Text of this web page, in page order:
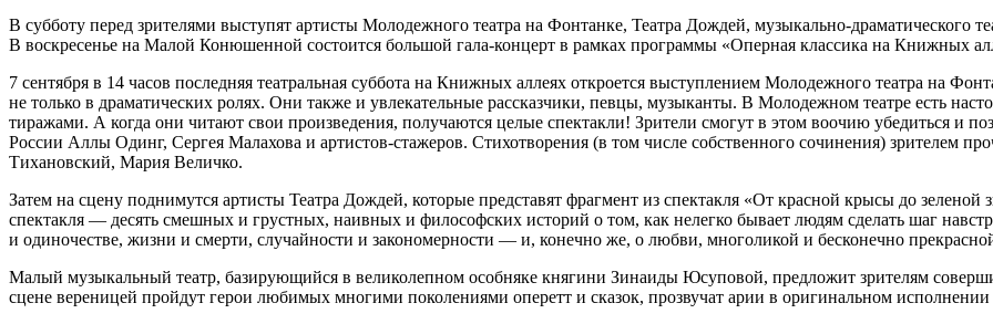
В субботу перед зрителями выступят артисты Молодежного театра на Фонтанке, Театра Дождей, музыкально-драматического
В воскресенье на Малой Конюшенной состоится большой гала-концерт в рамках программы «Оперная классика на Книжных
7 сентября в 14 часов последняя театральная суббота на Книжных аллеях откроется выступлением Молодежного театра на
не только в драматических ролях. Они также и увлекательные рассказчики, певцы, музыканты. В Молодежном театре есть
тиражами. А когда они читают свои произведения, получаются целые спектакли! Зрители смогут в этом воочию убедиться и
России Аллы Одинг, Сергея Малахова и артистов-стажеров. Стихотворения (в том числе собственного сочинения) зрителем
Тихановский, Мария Величко.
Затем на сцену поднимутся артисты Театра Дождей, которые представят фрагмент из спектакля «От красной крысы до
спектакля — десять смешных и грустных, наивных и философских историй о том, как нелегко бывает людям сделать шаг
и одиночестве, жизни и смерти, случайности и закономерности — и, конечно же, о любви, многоликой и бесконечно
Малый музыкальный театр, базирующийся в великолепном особняке княгини Зинаиды Юсуповой, предложит зрителям
сцене вереницей пройдут герои любимых многими поколениями оперетт и сказок, прозвучат арии в оригинальном исполнении